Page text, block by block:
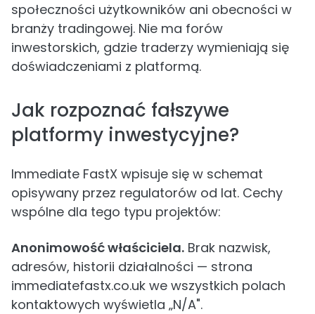
społeczności użytkowników ani obecności w
branży tradingowej. Nie ma forów
inwestorskich, gdzie traderzy wymieniają się
doświadczeniami z platformą.
Jak rozpoznać fałszywe
platformy inwestycyjne?
Immediate FastX wpisuje się w schemat
opisywany przez regulatorów od lat. Cechy
wspólne dla tego typu projektów:
Anonimowość właściciela. Brak nazwisk,
adresów, historii działalności — strona
immediatefastx.co.uk we wszystkich polach
kontaktowych wyświetla „N/A".